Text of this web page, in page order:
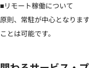
■リモート稼働について
原則、常駐が中心となりま
ことは可能です。